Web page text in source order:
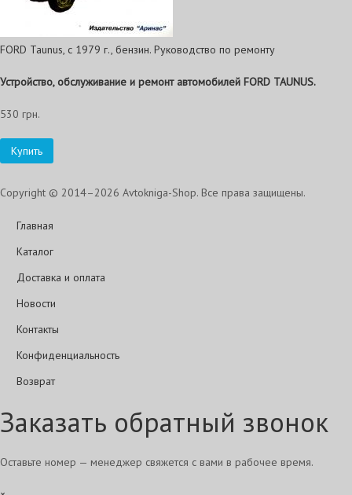
FORD Taunus, с 1979 г., бензин. Руководство по ремонту
Устройство, обслуживание и ремонт автомобилей FORD TAUNUS.
530 грн.
Купить
Copyright © 2014–2026 Avtokniga-Shop. Все права защищены.
Главная
Каталог
Доставка и оплата
Новости
Контакты
Конфиденциальность
Возврат
Заказать обратный звонок
Оставьте номер — менеджер свяжется с вами в рабочее время.